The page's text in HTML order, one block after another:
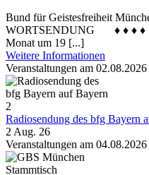
Bund für Geistesfreiheit
WORTSENDUNG ♦ ♦ ♦ ♦ ♦
Monat um 19 [...]
Weitere Informationen
Veranstaltungen am 02.08.2026
Radiosendung des bfg Bayern
2 Aug. 26
Veranstaltungen am 04.08.2026